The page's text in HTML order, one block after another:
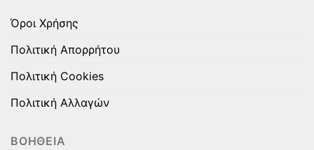
Όροι Χρήσης
Πολιτική Απορρήτου
Πολιτική Cookies
Πολιτική Αλλαγών
ΒΟΉΘΕΙΑ